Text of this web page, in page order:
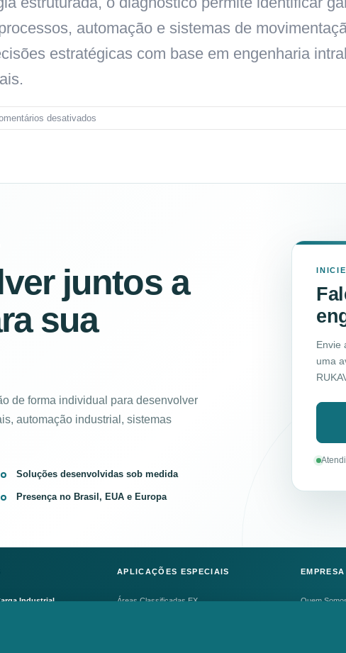
automação e sistemas de
estratégicas com base em engenharia
desativados
juntos a
sua
de forma individual para desenvolver
automação industrial, sistemas
Soluções desenvolvidas sob medida
Presença no Brasil, EUA e Europa
Envie
uma
Industrial
APLICAÇÕES ESPECIAIS
Áreas Classificadas EX
EMPRESA
Quem